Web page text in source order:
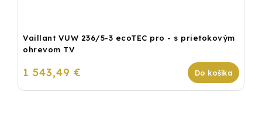
Vaillant VUW 236/5-3 ecoTEC pro - s prietokovým
ohrevom TV
1 543,49 € Do košíka